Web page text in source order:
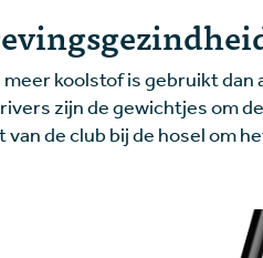
koolstof is gebruikt dan
zijn de gewichtjes om
de club bij de hosel om